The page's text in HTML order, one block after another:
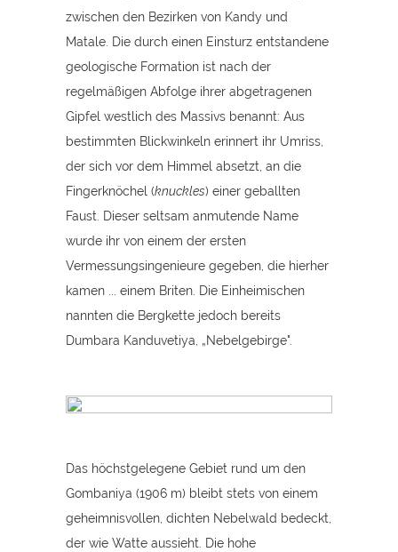
zwischen den Bezirken von Kandy und
Matale. Die durch einen Einsturz entstandene
geologische Formation ist nach der
regelmäßigen Abfolge ihrer abgetragenen
Gipfel westlich des Massivs benannt: Aus
bestimmten Blickwinkeln erinnert ihr Umriss,
der sich vor dem Himmel absetzt, an die
Fingerknöchel (knuckles) einer geballten
Faust. Dieser seltsam anmutende Name
wurde ihr von einem der ersten
Vermessungsingenieure gegeben, die hierher
kamen ... einem Briten. Die Einheimischen
nannten die Bergkette jedoch bereits
Dumbara Kanduvetiya, „Nebelgebirge".
Das höchstgelegene Gebiet rund um den
Gombaniya (1906 m) bleibt stets von einem
geheimnisvollen, dichten Nebelwald bedeckt,
der wie Watte aussieht. Die hohe